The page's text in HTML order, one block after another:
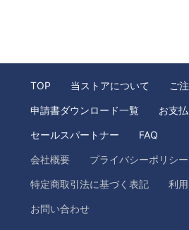
TOP 当ストアについて ご
申請書ダウンロード一覧 お支
セールスパートナー FAQ
会社概要 プライバシーポリシー
特定商取引法に基づく表記 利
お問い合わせ